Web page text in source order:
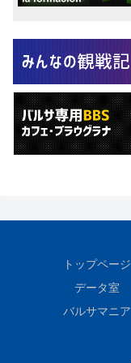
トップページ
データ室
バルサマニア